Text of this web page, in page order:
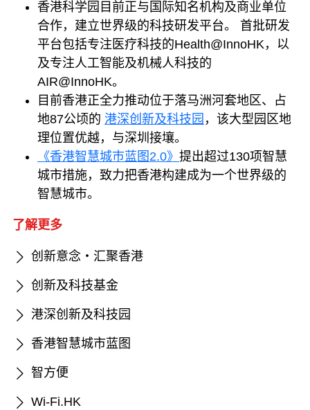
香港科学园目前正与国际知名机构及商业单位
合作，建立世界级的科技研发平台。 首批研发
平台包括专注医疗科技的Health@InnoHK，以
及专注人工智能及机械人科技的
AIR@InnoHK。
目前香港正全力推动位于落马洲河套地区、占
地87公顷的 港深创新及科技园 ，该大型园区地
理位置优越，与深圳接壤。
《香港智慧城巿蓝图2.0》 提出超过130项智慧
城市措施，致力把香港构建成为一个世界级的
智慧城市。
了解更多
创新意念‧汇聚香港
创新及科技基金
港深创新及科技园
香港智慧城市蓝图
智方便
Wi-Fi.HK